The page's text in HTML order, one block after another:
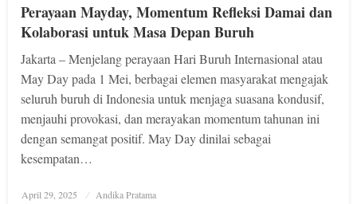
Perayaan Mayday, Momentum Refleksi Damai dan
Kolaborasi untuk Masa Depan Buruh
Jakarta – Menjelang perayaan Hari Buruh Internasional atau
May Day pada 1 Mei, berbagai elemen masyarakat mengajak
seluruh buruh di Indonesia untuk menjaga suasana kondusif,
menjauhi provokasi, dan merayakan momentum tahunan ini
dengan semangat positif. May Day dinilai sebagai
kesempatan…
Posted
April 29, 2025 Andika Pratama